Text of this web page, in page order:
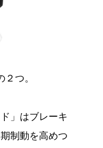
つ。
」はブレーキ
制動を高めつ